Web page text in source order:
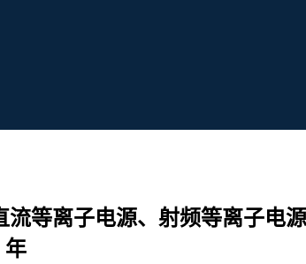
等离子电源、射频等离子电
年